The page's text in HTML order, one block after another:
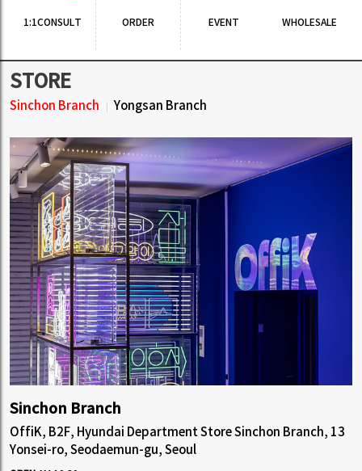
1:1CONSULT ORDER EVENT WHOLESALE
STORE
Sinchon Branch Yongsan Branch
Sinchon Branch
OffiK, B2F, Hyundai Department Store Sinchon Branch, 13
Yonsei-ro, Seodaemun-gu, Seoul